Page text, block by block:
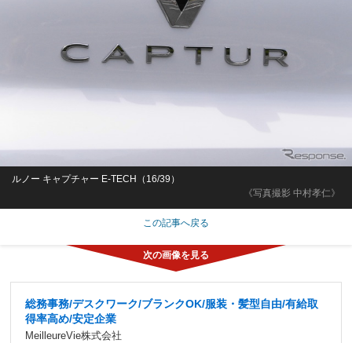
《写真撮影 中村孝仁》
ルノー キャプチャー E-TECH（16/39）
この記事へ戻る
総務事務/デスクワーク/ブランクOK/服装・髪型自由/有給取
得率高め/安定企業
MeilleureVie株式会社